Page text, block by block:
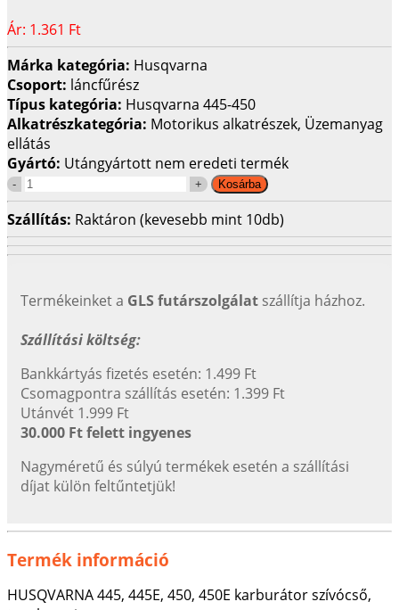
Ár: 1.361 Ft
Márka kategória: Husqvarna
Csoport: láncfűrész
Típus kategória: Husqvarna 445-450
Alkatrészkategória: Motorikus alkatrészek, Üzemanyag
ellátás
Gyártó: Utángyártott nem eredeti termék
Szállítás: Raktáron (kevesebb mint 10db)
Termékeinket a GLS futárszolgálat szállítja házhoz.
Szállítási költség:
Bankkártyás fizetés esetén: 1.499 Ft
Csomagpontra szállítás esetén: 1.399 Ft
Utánvét 1.999 Ft
30.000 Ft felett ingyenes
Nagyméretű és súlyú termékek esetén a szállítási
díjat külön feltűntetjük!
Termék információ
HUSQVARNA 445, 445E, 450, 450E karburátor szívócső,